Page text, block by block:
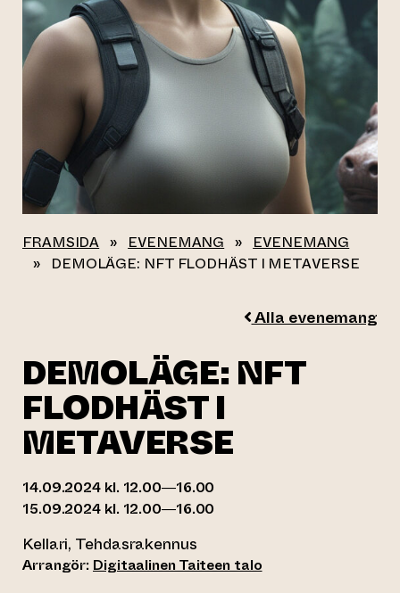
FRAMSIDA » EVENEMANG »
EVENEMANG
»
DEMOLÄGE: NFT FLODHÄST I METAVERSE
Alla evenemang
DEMOLÄGE: NFT
FLODHÄST I
METAVERSE
14.09.2024 kl. 12.00—16.00
15.09.2024 kl. 12.00—16.00
Kellari, Tehdasrakennus
Arrangör: Digitaalinen Taiteen talo